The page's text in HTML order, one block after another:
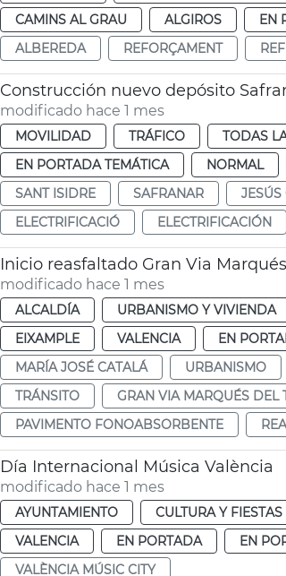
CAMINS AL GRAU
ALGIROS EN
ALBEREDA
REFORÇAMENT
Construcción nuevo depósito
modificado hace 1 mes
MOVILIDAD TRÁFICO TODAS
EN PORTADA TEMÁTICA
NORMAL
SANT ISIDRE
SAFRANAR
ELECTRIFICACIÓ
ELECTRIFICACIÓN
Inicio reasfaltado Gran Via
modificado hace 1 mes
ALCALDÍA URBANISMO Y VIVIENDA
EIXAMPLE
VALENCIA EN
MARÍA JOSÉ CATALÁ
URBANISMO
TRÁNSITO
GRAN VIA MARQUÉS DEL
PAVIMENTO FONOABSORBENTE
Día Internacional Música València
modificado hace 1 mes
AYUNTAMIENTO CULTURA Y
VALENCIA
EN PORTADA EN
VALÈNCIA MÚSIC CITY